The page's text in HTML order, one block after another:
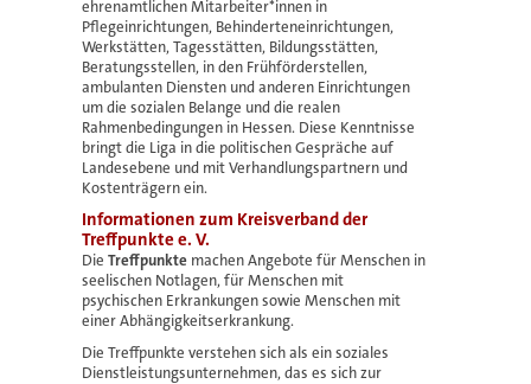
ehrenamtlichen Mitarbeiter*innen in
Pflegeinrichtungen, Behinderteneinrichtungen,
Werkstätten, Tagesstätten, Bildungsstätten,
Beratungsstellen, in den Frühförderstellen,
ambulanten Diensten und anderen Einrichtungen
um die sozialen Belange und die realen
Rahmenbedingungen in Hessen. Diese Kenntnisse
bringt die Liga in die politischen Gespräche auf
Landesebene und mit Verhandlungspartnern und
Kostenträgern ein.
Informationen zum Kreisverband der
Treffpunkte e. V.
Die Treffpunkte machen Angebote für Menschen in
seelischen Notlagen, für Menschen mit
psychischen Erkrankungen sowie Menschen mit
einer Abhängigkeitserkrankung.
Die Treffpunkte verstehen sich als ein soziales
Dienstleistungsunternehmen, das es sich zur